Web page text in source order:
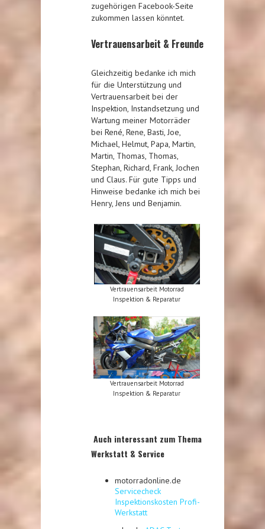
zugehörigen Facebook-Seite
zukommen lassen könntet.
Vertrauensarbeit & Freunde
Gleichzeitig bedanke ich mich
für die Unterstützung und
Vertrauensarbeit bei der
Inspektion, Instandsetzung und
Wartung meiner Motorräder
bei René, Rene, Basti, Joe,
Michael, Helmut, Papa, Martin,
Martin, Thomas, Thomas,
Stephan, Richard, Frank, Jochen
und Claus. Für gute Tipps und
Hinweise bedanke ich mich bei
Henry, Jens und Benjamin.
Vertrauensarbeit Motorrad
Inspektion & Reparatur
Vertrauensarbeit Motorrad
Inspektion & Reparatur
Auch interessant zum Thema
Werkstatt & Service
motorradonline.de
Servicecheck
Inspektionskosten Profi-
Werkstatt